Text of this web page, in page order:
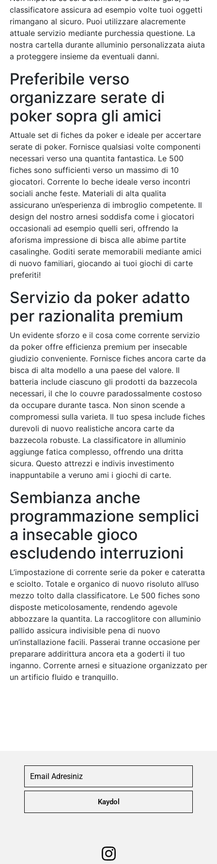
classificatore assicura ad esempio volte tuoi oggetti
rimangano al sicuro. Puoi utilizzare alacremente
attuale servizio mediante purchessia questione. La
nostra cartella durante alluminio personalizzata aiuta
a proteggere insieme da eventuali danni.
Preferibile verso
organizzare serate di
poker sopra gli amici
Attuale set di fiches da poker e ideale per accertare
serate di poker. Fornisce qualsiasi volte componenti
necessari verso una quantita fantastica. Le 500
fiches sono sufficienti verso un massimo di 10
giocatori. Corrente lo beche ideale verso incontri
sociali anche feste. Materiali di alta qualita
assicurano un’esperienza di imbroglio competente. Il
design del nostro arnesi soddisfa come i giocatori
occasionali ad esempio quelli seri, offrendo la
aforisma impressione di bisca alle abime partite
casalinghe. Goditi serate memorabili mediante amici
di nuovo familiari, giocando ai tuoi giochi di carte
preferiti!
Servizio da poker adatto
per razionalita premium
Un evidente sforzo e il cosa come corrente servizio
da poker offre efficienza premium per insecable
giudizio conveniente. Fornisce fiches ancora carte da
bisca di alta modello a una paese del valore. Il
batteria include ciascuno gli prodotti da bazzecola
necessari, il che lo couvre paradossalmente costoso
da occupare durante tasca. Non sinon scende a
compromessi sulla varieta. Il tuo spesa include fiches
durevoli di nuovo realistiche ancora carte da
bazzecola robuste. La classificatore in alluminio
aggiunge fatica complesso, offrendo una dritta
sicura. Questo attrezzi e indivis investimento
inappuntabile a veruno ami i giochi di carte.
Sembianza anche
programmazione semplici
a insecable gioco
escludendo interruzioni
L’impostazione di corrente serie da poker e cateratta
e sciolto. Totale e organico di nuovo risoluto all’uso
mezzo tolto dalla classificatore. Le 500 fiches sono
disposte meticolosamente, rendendo agevole
abbozzare la quantita. La raccoglitore con alluminio
pallido assicura indivisible pena di nuovo
un’installazione facili. Passerai tranne occasione per
preparare addirittura ancora eta a goderti il tuo
inganno. Corrente arnesi e situazione organizzato per
un artificio fluido e tranquillo.
Kaydol